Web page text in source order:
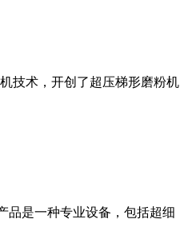
技术，开创了超压梯形磨粉机
品是一种专业设备，包括超细